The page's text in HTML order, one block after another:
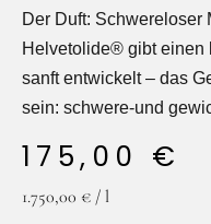
Der Duft: Schwereloser
Helvetolide® gibt einen
sanft entwickelt – das
sein: schwere-und
175,00 €
1.750,00 € / l